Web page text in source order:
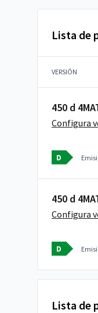
Lista de
VERSIÓN
450 d
Configura
D
450 d
Configura
D
Lista de